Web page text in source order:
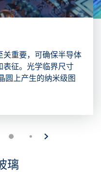
关重要，可确保半导体
表征。光学临界尺寸
圆上产生的纳米级图
璃